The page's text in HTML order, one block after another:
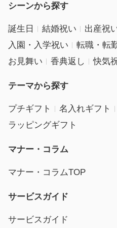
シーンから探す
誕生日 結婚祝い 出産祝
入園・入学祝い
転職・転
お見舞い
香典返し 快気
テーマから探す
プチギフト 名入れギフト
ラッピングギフト
マナー・コラム
マナー・コラムTOP
サービスガイド
サービスガイド